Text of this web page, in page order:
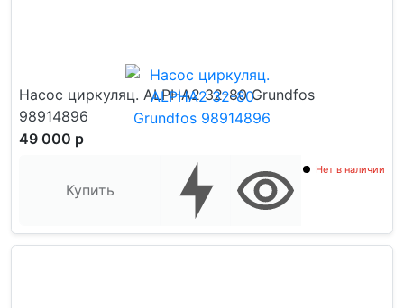
Насос циркуляц. ALPHA2 32-80 Grundfos
98914896
49 000 р
Купить
Нет в наличии